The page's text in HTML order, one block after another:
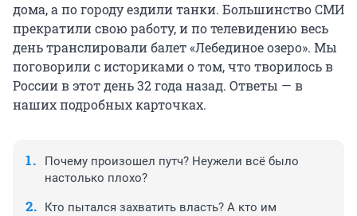
дома, а по городу ездили танки. Большинство СМИ
прекратили свою работу, и по телевидению весь
день транслировали балет «Лебединое озеро». Мы
поговорили с историками о том, что творилось в
России в этот день 32 года назад. Ответы — в
наших подробных карточках.
Почему произошел путч? Неужели всё было
настолько плохо?
Кто пытался захватить власть? А кто им